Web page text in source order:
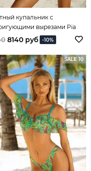
купальник с
вырезами Pia
8140 руб -10%
SALE 10